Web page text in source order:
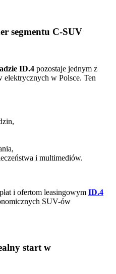
segmentu C-SUV
ID.4 pozostaje jednym z
w Polsce. Ten
i multimediów.
i ofertom leasingowym ID.4
SUV-ów
start w